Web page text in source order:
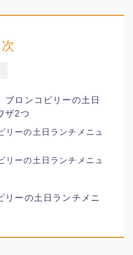
ブロンコビリーの土日
ザ2つ
ーの土日ランチメニュ
ーの土日ランチメニュ
リーの土日ランチメニ